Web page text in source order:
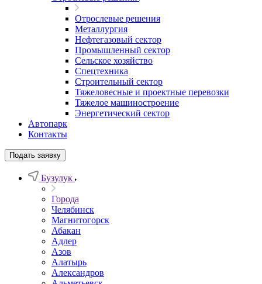
Отрослевые решения
Металлургия
Нефтегазовый сектор
Промышленный сектор
Сельское хозяйство
Спецтехника
Строительный сектор
Тяжеловесные и проектные перевозки
Тяжелое машиностроение
Энергетический сектор
Автопарк
Контакты
Подать заявку
Бузулук
Города
Челябинск
Магнитогорск
Абакан
Адлер
Азов
Алатырь
Александров